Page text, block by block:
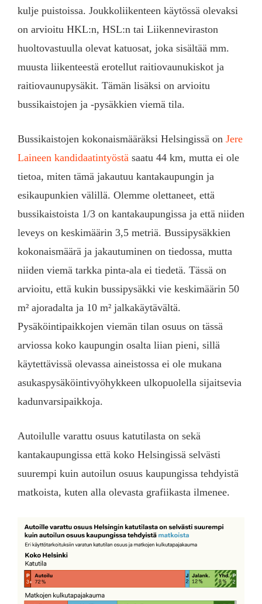
kulje puistoissa. Joukkoliikenteen käytössä olevaksi
on arvioitu HKL:n, HSL:n tai Liikenneviraston
huoltovastuulla olevat katuosat, joka sisältää mm.
muusta liikenteestä erotellut raitiovaunukiskot ja
raitiovaunupysäkit. Tämän lisäksi on arvioitu
bussikaistojen ja -pysäkkien viemä tila.
Bussikaistojen kokonaismääräksi Helsingissä on Jere
Laineen kandidaatintyöstä saatu 44 km, mutta ei ole
tietoa, miten tämä jakautuu kantakaupungin ja
esikaupunkien välillä. Olemme olettaneet, että
bussikaistoista 1/3 on kantakaupungissa ja että niiden
leveys on keskimäärin 3,5 metriä. Bussipysäkkien
kokonaismäärä ja jakautuminen on tiedossa, mutta
niiden viemä tarkka pinta-ala ei tiedetä. Tässä on
arvioitu, että kukin bussipysäkki vie keskimäärin 50
m² ajoradalta ja 10 m² jalkakäytävältä.
Pysäköintipaikkojen viemän tilan osuus on tässä
arviossa koko kaupungin osalta liian pieni, sillä
käytettävissä olevassa aineistossa ei ole mukana
asukaspysäköintivyöhykkeen ulkopuolella sijaitsevia
kadunvarsipaikkoja.
Autoilulle varattu osuus katutilasta on sekä
kantakaupungissa että koko Helsingissä selvästi
suurempi kuin autoilun osuus kaupungissa tehdyistä
matkoista, kuten alla olevasta grafiikasta ilmenee.